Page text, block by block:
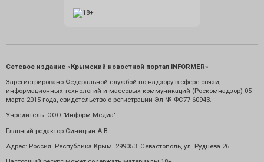
Сетевое издание «Крымский новостной портал INFORMER»
Зарегистрировано Федеральной службой по надзору в сфере связи,
информационных технологий и массовых коммуникаций (Роскомнадзор) 05
марта 2015 года, свидетельство о регистрации Эл № ФС77-60943.
Учредитель: ООО "Информ Медиа"
Главный редактор Синицын А.В.
Адрес: Россия. Республика Крым. 299053. Севастополь, ул. Руднева 26.